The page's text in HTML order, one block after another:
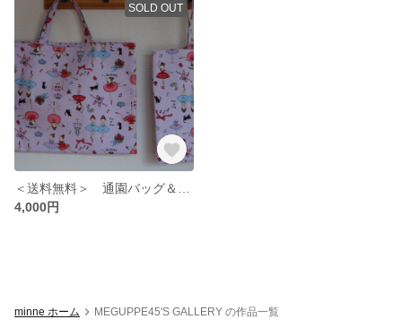
SOLD OUT
4,000円
minne ホーム MEGUPPE45'S GALLERY の作品一覧